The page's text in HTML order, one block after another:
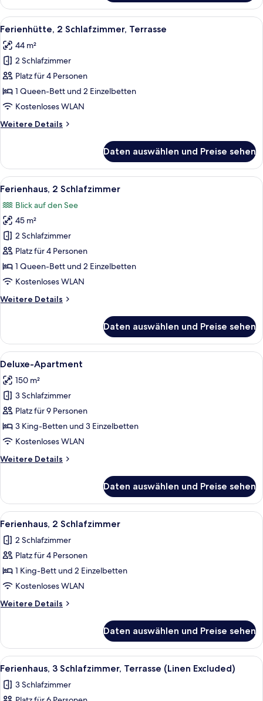
3 Schlafzimmer,
Terrasse
(Linen
Alle
Fotos
für
Ferienhütte,
2 Schlafzimmer,
Terrasse
anzeigen
Zwei Einzelbetten mit blauer
7
Ferienhütte, 2 Schlafzimmer, Terrasse
44 m²
2 Schlafzimmer
Platz für 4 Personen
1 Queen-Bett und 2 Einzelbetten
Kostenloses WLAN
Weitere Details
Weitere
2 Schlafzimmer,
Terrasse
Daten auswählen und Preise sehen
Alle
Fotos
für
Ferienhaus,
2 Schlafzimmer
anzeigen
Eine Holzhütte mit einer Schiebetür
6
Ferienhaus, 2 Schlafzimmer
Blick auf den See
45 m²
2 Schlafzimmer
Platz für 4 Personen
1 Queen-Bett und 2 Einzelbetten
Kostenloses WLAN
Weitere Details
Weitere
2 Schlafzimmer
Daten auswählen und Preise sehen
Alle
Fotos
für
Deluxe-
Apartment
anzeigen
Ein modernes Wohnzimmer mit
11
Deluxe-Apartment
150 m²
3 Schlafzimmer
Platz für 9 Personen
3 King-Betten und 3 Einzelbetten
Kostenloses WLAN
Weitere Details
Weitere
Apartment
Daten auswählen und Preise sehen
Alle
Fotos
für
Ferienhaus,
2 Schlafzimmer
anzeigen
Ein Zimmer mit zwei Betten, einem
7
Ferienhaus, 2 Schlafzimmer
2 Schlafzimmer
Platz für 4 Personen
1 King-Bett und 2 Einzelbetten
Kostenloses WLAN
Weitere Details
Weitere
2 Schlafzimmer
Daten auswählen und Preise sehen
Alle
Fotos
für
Ein modernes A-Haus mit einer
6
Ferienhaus, 3 Schlafzimmer, Terrasse (Linen Excluded)
3 Schlafzimmer